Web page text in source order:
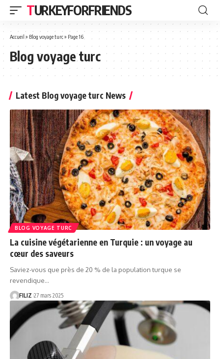
TURKEYFORFRIENDS
Accueil » Blog voyage turc» Page 16
Blog voyage turc
Latest Blog voyage turc News
BLOG VOYAGE TURC
La cuisine végétarienne en Turquie : un voyage au
cœur des saveurs
Saviez-vous que près de 20 % de la population turque se
revendique…
FILIZ 27 mars 2025